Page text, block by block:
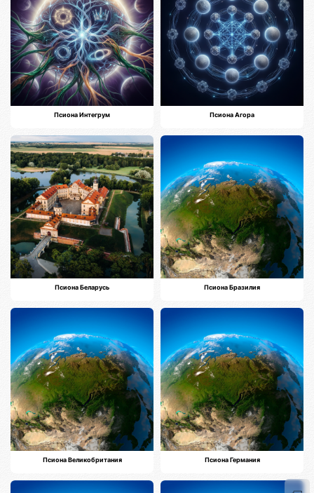
Псиона Интегрум Псиона Агора
Псиона Беларусь Псиона Бразилия
Псиона Великобритания Псиона Германия